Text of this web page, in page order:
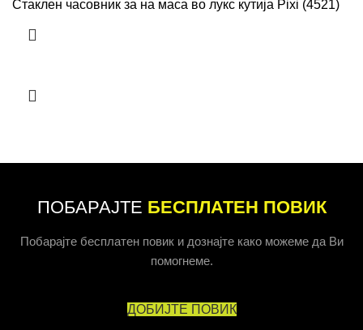
Стаклен часовник за на маса во лукс кутија Pixi (4521)
ПОБАРАЈТЕ БЕСПЛАТЕН ПОВИК
Побарајте бесплатен повик и дознајте како можеме да Ви
помогнеме.
ДОБИЈТЕ ПОВИК